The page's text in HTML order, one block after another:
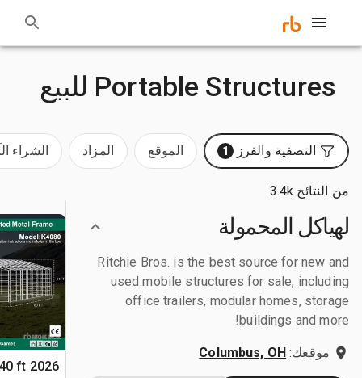
Portable Structures للبيع
التصفية والفرز 1 الموقع المزاد الشراء
من النتائج 3.4k
لهياكل المحمولة
Ritchie Bros. is the best source for new and
used mobile structures for sale, including
office trailers, modular homes, storage
buildings and more!
موقعك: Columbus, OH
40 ft